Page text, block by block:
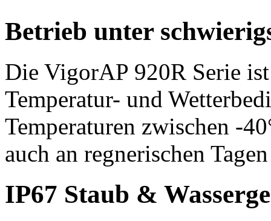
Betrieb unter
Die VigorAP 920R Serie
Temperatur- und
Temperaturen zwischen -
auch an regnerischen
IP67 Staub &